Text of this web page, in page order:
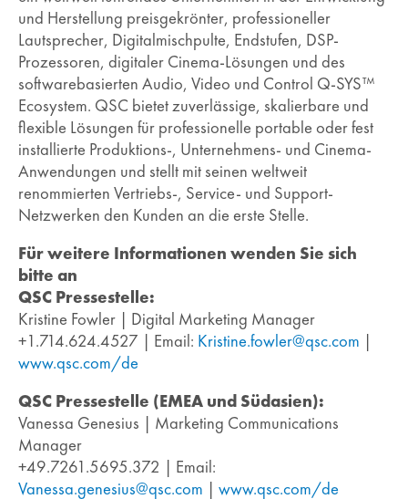
und Herstellung preisgekrönter, professioneller
Lautsprecher, Digitalmischpulte, Endstufen, DSP-
Prozessoren, digitaler Cinema-Lösungen und des
softwarebasierten Audio, Video und Control Q-SYS™
Ecosystem. QSC bietet zuverlässige, skalierbare und
flexible Lösungen für professionelle portable oder fest
installierte Produktions-, Unternehmens- und Cinema-
Anwendungen und stellt mit seinen weltweit
renommierten Vertriebs-, Service- und Support-
Netzwerken den Kunden an die erste Stelle.
Für weitere Informationen wenden Sie sich
bitte an
QSC Pressestelle:
Kristine Fowler | Digital Marketing Manager
+1.714.624.4527 | Email: Kristine.fowler@qsc.com |
www.qsc.com/de
QSC Pressestelle (EMEA und Südasien):
Vanessa Genesius | Marketing Communications
Manager
+49.7261.5695.372 | Email:
Vanessa.genesius@qsc.com | www.qsc.com/de